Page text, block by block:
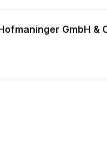
GmbH &